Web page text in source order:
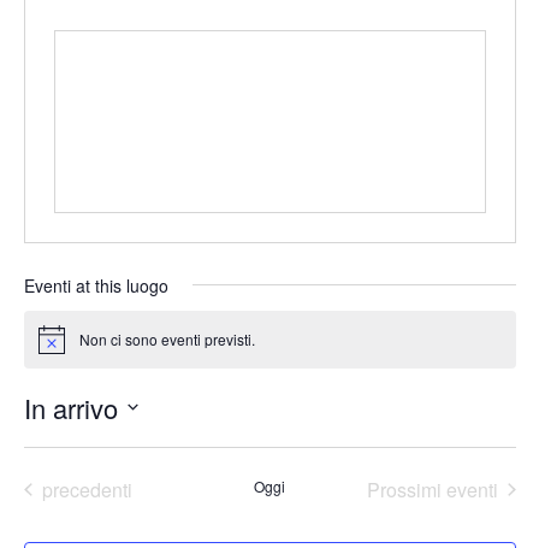
Eventi at this luogo
Notice Non ci sono eventi previsti.
In arrivo
data.Eventi
precedenti Oggi Prossimi eventi